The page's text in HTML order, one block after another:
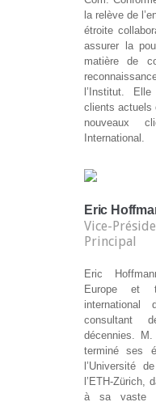
la relève de
étroite
assurer la
matière de
l’Institut.
clients actuels
nouveaux
International.
Eric
Vice-
Principal
Eric
Europe et
consultant
décennies.
terminé ses
l’Université
l’ETH-Zürich,
à sa vaste